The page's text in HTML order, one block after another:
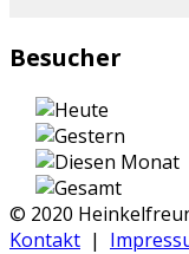
Besucher
© 2020
Kontakt |